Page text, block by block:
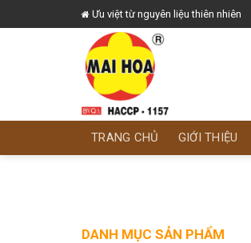
to
Ưu việt từ nguyên liệu thiên nhiên
TRANG CHỦ GIỚI THIỆU
DANH MỤC SẢN PHẨM